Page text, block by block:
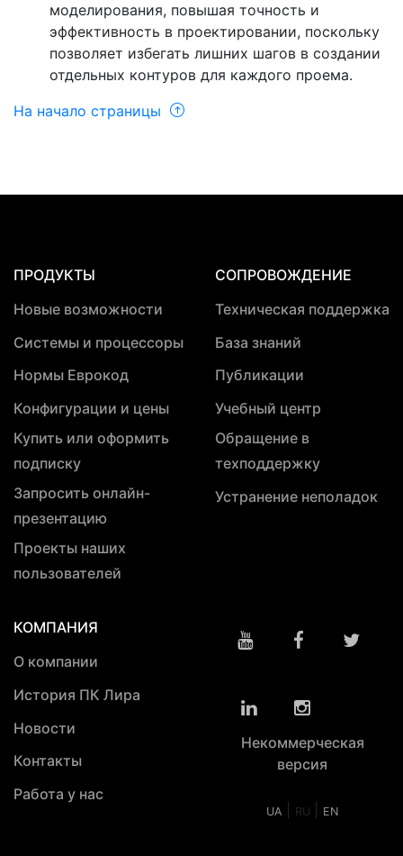
моделирования, повышая точность и
эффективность в проектировании, поскольку
позволяет избегать лишних шагов в создании
отдельных контуров для каждого проема.
На начало страницы
ПРОДУКТЫ
Новые возможности
Системы и процессоры
Нормы Еврокод
Конфигурации и цены
Купить или оформить
подписку
Запросить онлайн-
презентацию
Проекты наших
пользователей
СОПРОВОЖДЕНИЕ
Техническая поддержка
База знаний
Публикации
Учебный центр
Обращение в
техподдержку
Устранение неполадок
КОМПАНИЯ
О компании
История ПК Лира
Новости
Контакты
Работа у нас
Некоммерческая
версия
UA RU EN